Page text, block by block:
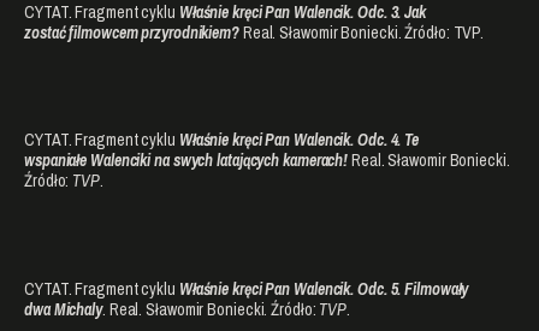
CYTAT. Fragment cyklu Właśnie kręci Pan Walencik. Odc. 3. Jak
zostać filmowcem przyrodnikiem?Real. Sławomir Boniecki. Źródło: TVP.
CYTAT. Fragment cyklu Właśnie kręci Pan Walencik. Odc. 4. Te
wspaniałe Walenciki na swych latających kamerach!Real. Sławomir Boniecki.
Źródło: TVP.
CYTAT. Fragment cyklu Właśnie kręci Pan Walencik. Odc. 5. Filmowały
dwaMichaly. Real. Sławomir Boniecki. Źródło: TVP.